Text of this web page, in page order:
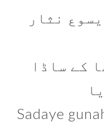
نثار
کے ساڈا
Sadaye